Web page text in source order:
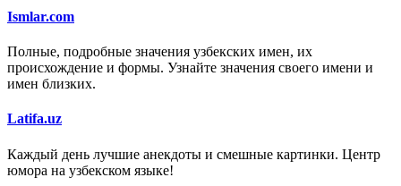
Ismlar.com
Полные, подробные значения узбекских имен, их
происхождение и формы. Узнайте значения своего имени и
имен близких.
Latifa.uz
Каждый день лучшие анекдоты и смешные картинки. Центр
юмора на узбекском языке!